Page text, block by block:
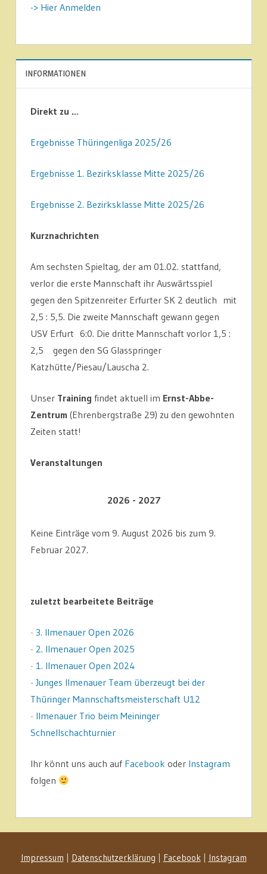
-> Hier Anmelden
INFORMATIONEN
Direkt zu …
Ergebnisse Thüringenliga 2025/26
Ergebnisse 1. Bezirksklasse Mitte 2025/26
Ergebnisse 2. Bezirksklasse Mitte 2025/26
Kurznachrichten
Am sechsten Spieltag, der am 01.02. stattfand,
verlor die erste Mannschaft ihr Auswärtsspiel
gegen den Spitzenreiter Erfurter SK 2 deutlich mit
2,5 : 5,5. Die zweite Mannschaft gewann gegen
USV Erfurt 6:0. Die dritte Mannschaft vorlor 1,5 :
2,5 gegen den SG Glasspringer
Katzhütte/Piesau/Lauscha 2.
Unser Training findet aktuell im Ernst-Abbe-
Zentrum (Ehrenbergstraße 29) zu den gewohnten
Zeiten statt!
Veranstaltungen
2026 - 2027
Keine Einträge vom 9. August 2026 bis zum 9.
Februar 2027.
zuletzt bearbeitete Beiträge
- 3. Ilmenauer Open 2026
- 2. Ilmenauer Open 2025
- 1. Ilmenauer Open 2024
- Junges Ilmenauer Team überzeugt bei der
Thüringer Mannschaftsmeisterschaft U12
- Ilmenauer Trio beim Meininger
Schnellschachturnier
Ihr könnt uns auch auf Facebook oder Instagram
folgen
Impressum | Datenschutzerklärung | Facebook| Instagram